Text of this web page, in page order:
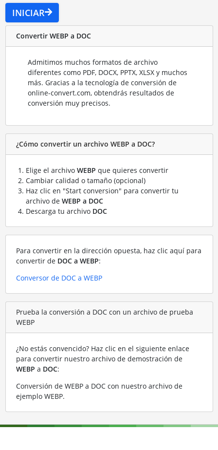
INICIAR
Convertir WEBP a DOC
Admitimos muchos formatos de archivo
diferentes como PDF, DOCX, PPTX, XLSX y muchos
más. Gracias a la tecnología de conversión de
online-convert.com, obtendrás resultados de
conversión muy precisos.
¿Cómo convertir un archivo WEBP a DOC?
Elige el archivo WEBP que quieres convertir
Cambiar calidad o tamaño (opcional)
Haz clic en "Start conversion" para convertir tu
archivo de WEBP a DOC
Descarga tu archivo DOC
Para convertir en la dirección opuesta, haz clic aquí para
convertir de DOC a WEBP:
Conversor de DOC a WEBP
Prueba la conversión a DOC con un archivo de prueba
WEBP
¿No estás convencido? Haz clic en el siguiente enlace
para convertir nuestro archivo de demostración de
WEBP a DOC:
Conversión de WEBP a DOC con nuestro archivo de
ejemplo WEBP.